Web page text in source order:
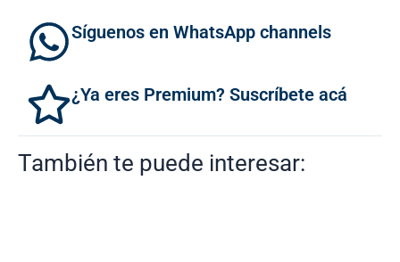
Síguenos en WhatsApp channels
¿Ya eres Premium? Suscríbete acá
También te puede interesar: